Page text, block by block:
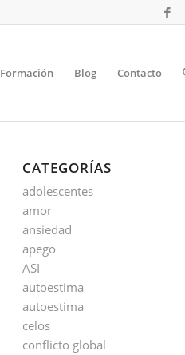
Formación Blog Contacto
CATEGORÍAS
adolescentes
amor
ansiedad
apego
ASI
autoestima
autoestima
celos
conflicto global